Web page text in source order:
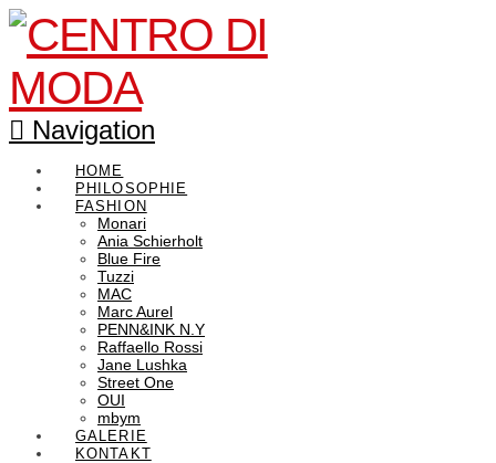
Navigation
HOME
PHILOSOPHIE
FASHION
Monari
Ania Schierholt
Blue Fire
Tuzzi
MAC
Marc Aurel
PENN&INK N.Y
Raffaello Rossi
Jane Lushka
Street One
OUI
mbym
GALERIE
KONTAKT